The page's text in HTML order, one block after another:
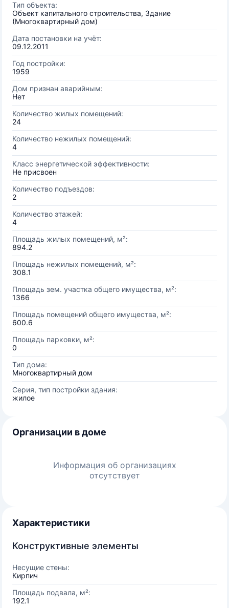
Тип объекта:
Объект капитального строительства, Здание
(Многоквартирный дом)
Дата постановки на учёт:
09.12.2011
Год постройки:
1959
Дом признан аварийным:
Нет
Количество жилых помещений:
24
Количество нежилых помещений:
4
Класс энергетической эффективности:
Не присвоен
Количество подъездов:
2
Количество этажей:
4
Площадь жилых помещений, м²:
894.2
Площадь нежилых помещений, м²:
308.1
Площадь зем. участка общего имущества, м²:
1366
Площадь помещений общего имущества, м²:
600.6
Площадь парковки, м²:
0
Тип дома:
Многоквартирный дом
Серия, тип постройки здания:
жилое
Организации в доме
Информация об организациях
отсутствует
Характеристики
Конструктивные элементы
Несущие стены:
Кирпич
Площадь подвала, м²:
192.1